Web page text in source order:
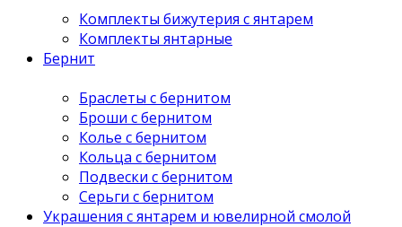
Комплекты бижутерия с янтарем
Комплекты янтарные
Бернит
Браслеты с бернитом
Броши с бернитом
Колье с бернитом
Кольца с бернитом
Подвески с бернитом
Серьги с бернитом
Украшения с янтарем и ювелирной смолой